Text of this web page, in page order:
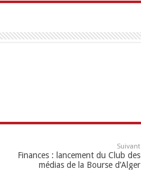
Suivant
Finances : lancement du Club des
médias de la Bourse d’Alger